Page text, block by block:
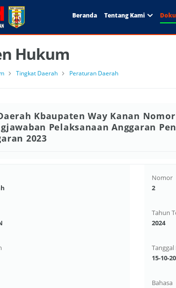
Beranda Tentang Kami
Hukum
Tingkat Daerah Peraturan Daerah
Kbaupaten Way Kanan
Pelaksanaan Anggaran
2023
Nomor
2
Tahun
2024
15-10-
Bahasa